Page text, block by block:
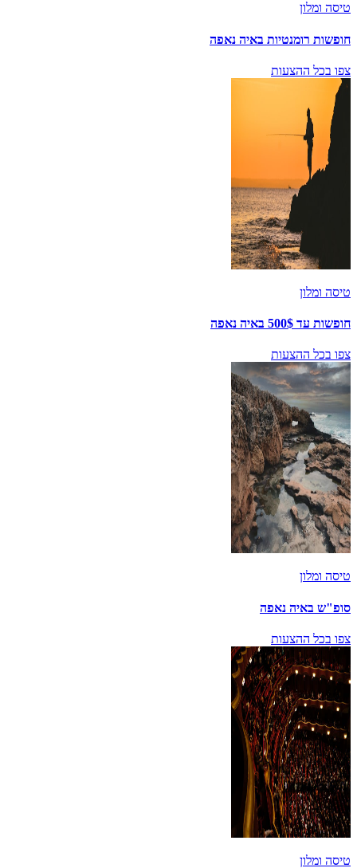
טיסה ומלון
חופשות רומנטיות באיה נאפה
צפו בכל ההצעות
טיסה ומלון
חופשות עד 500$ באיה נאפה
צפו בכל ההצעות
טיסה ומלון
סופ"ש באיה נאפה
צפו בכל ההצעות
טיסה ומלון